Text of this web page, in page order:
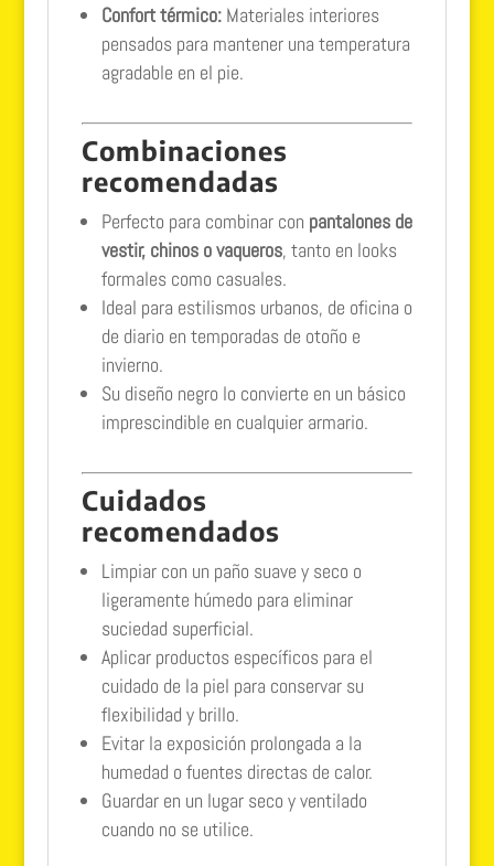
Confort térmico:Materiales interiores
pensados para mantener una temperatura
agradable en el pie.
Combinaciones
recomendadas
Perfecto para combinar con pantalones de
vestir, chinos o vaqueros, tanto en looks
formales como casuales.
Ideal para estilismos urbanos, de oficina o
de diario en temporadas de otoño e
invierno.
Su diseño negro lo convierte en un básico
imprescindible en cualquier armario.
Cuidados
recomendados
Limpiar con un paño suave y seco o
ligeramente húmedo para eliminar
suciedad superficial.
Aplicar productos específicos para el
cuidado de la piel para conservar su
flexibilidad y brillo.
Evitar la exposición prolongada a la
humedad o fuentes directas de calor.
Guardar en un lugar seco y ventilado
cuando no se utilice.